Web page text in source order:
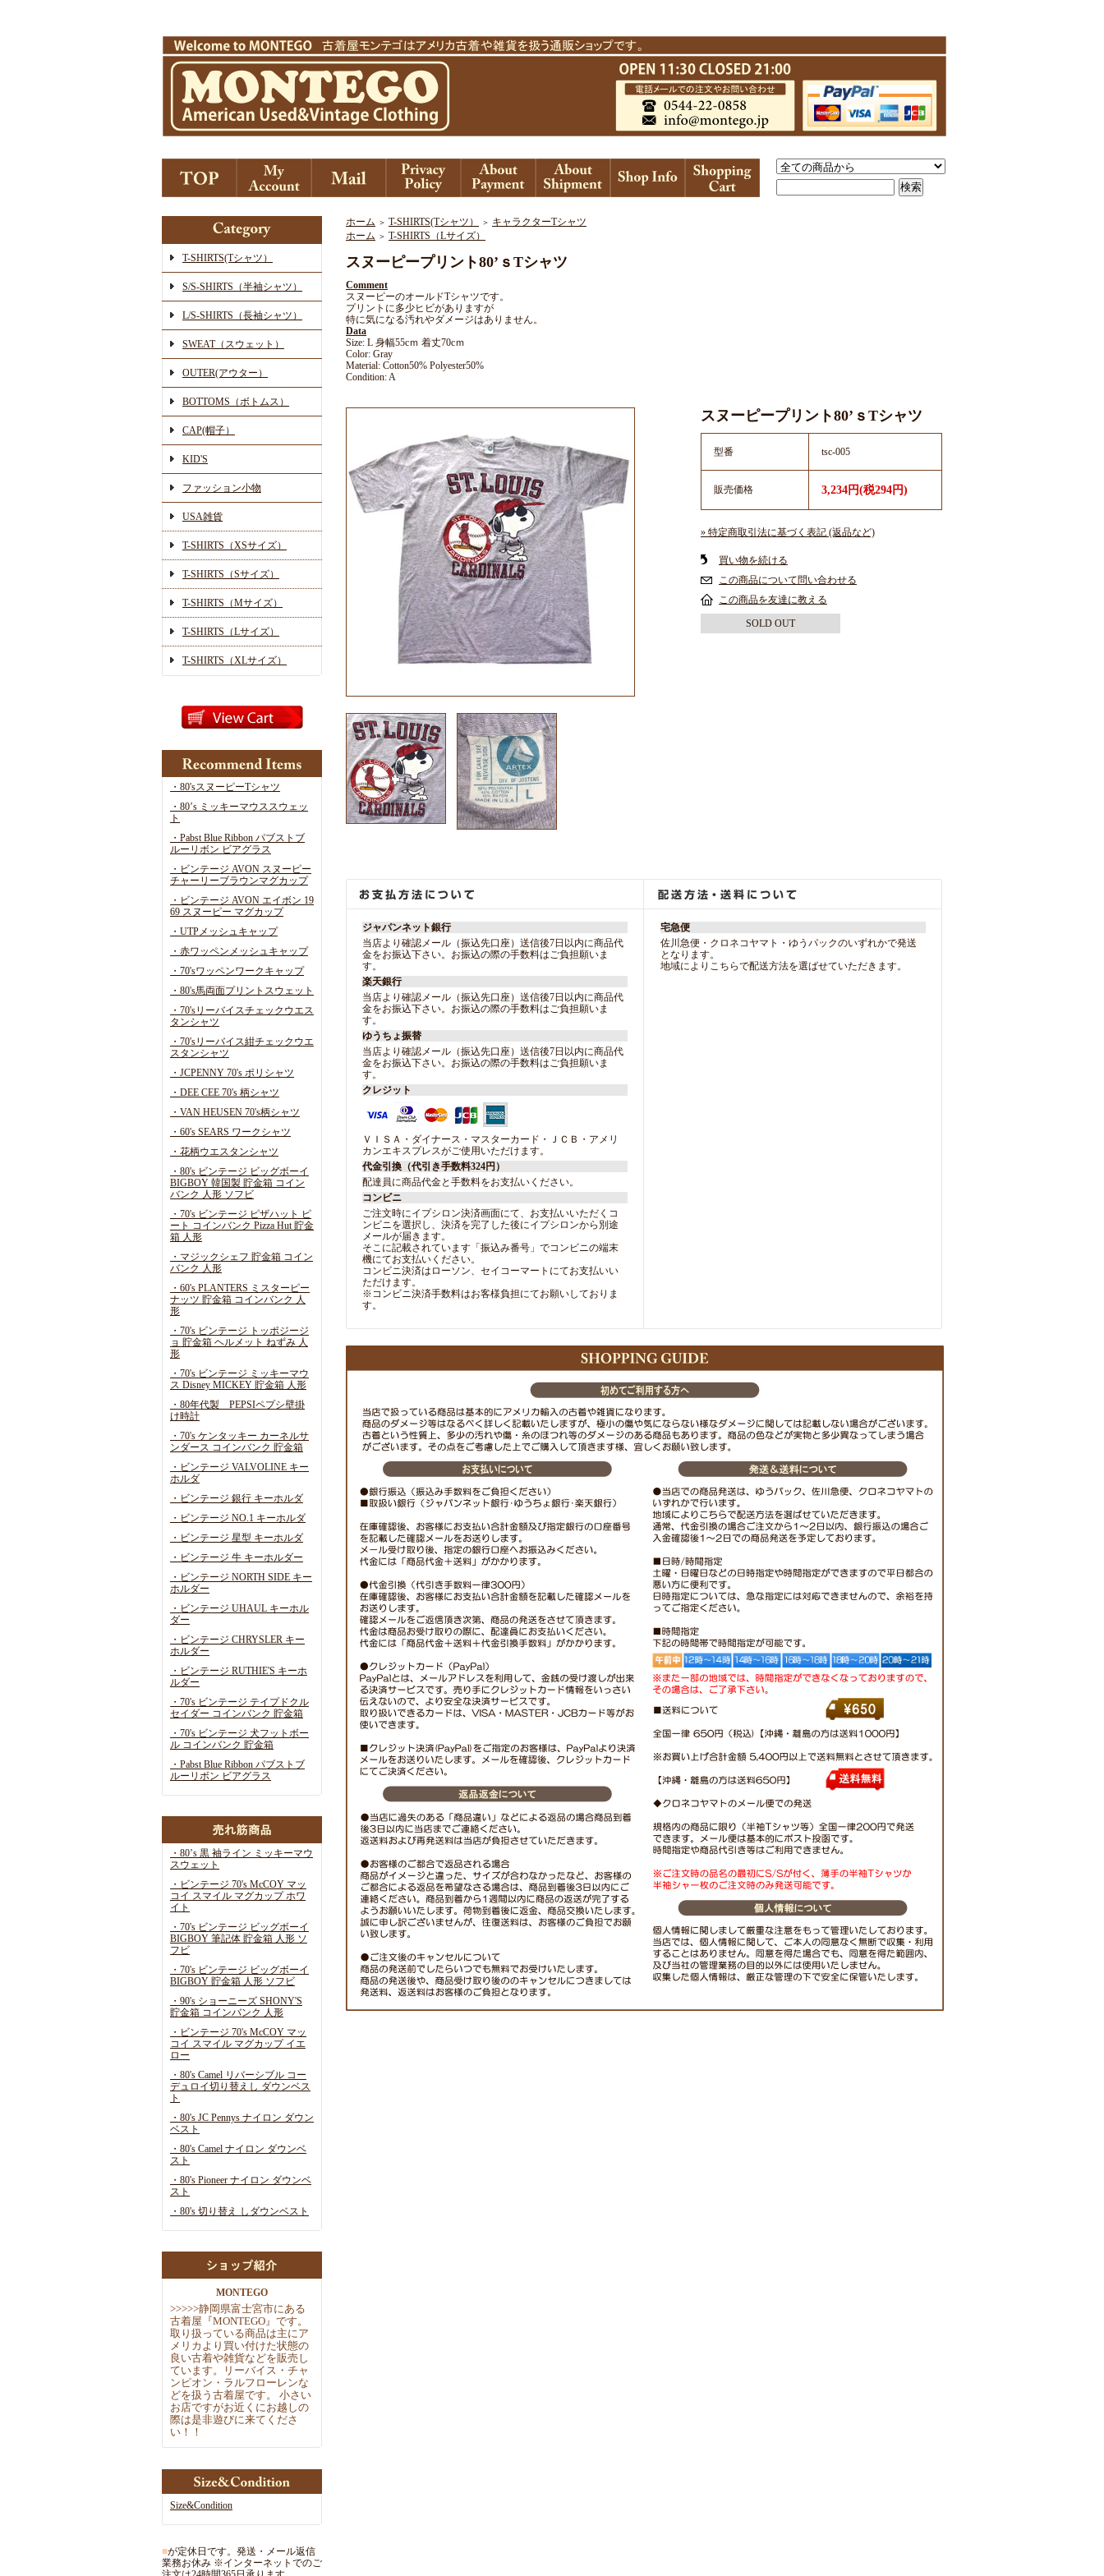
T-SHIRTS(Tシャツ）
S/S-SHIRTS（半袖シャツ）
L/S-SHIRTS（長袖シャツ）
SWEAT（スウェット）
OUTER(アウター）
BOTTOMS（ボトムス）
CAP(帽子）
KID'S
ファッション小物
USA雑貨
T-SHIRTS（XSサイズ）
T-SHIRTS（Sサイズ）
T-SHIRTS（Mサイズ）
T-SHIRTS（Lサイズ）
T-SHIRTS（XLサイズ）
・80'sスヌーピーTシャツ
・80’s ミッキーマウススウェッ
ト
・Pabst Blue Ribbon パブストブ
ルーリボン ビアグラス
・ビンテージ AVON スヌーピー
チャーリーブラウンマグカップ
・ビンテージ AVON エイボン 19
69 スヌーピー マグカップ
・UTPメッシュキャップ
・赤ワッペンメッシュキャップ
・70'sワッペンワークキャップ
・80's馬両面プリントスウェット
・70'sリーバイスチェックウエス
タンシャツ
・70'sリーバイス紺チェックウエ
スタンシャツ
・JCPENNY 70's ポリシャツ
・DEE CEE 70's 柄シャツ
・VAN HEUSEN 70's柄シャツ
・60's SEARS ワークシャツ
・花柄ウエスタンシャツ
・80's ビンテージ ビッグボーイ
BIGBOY 韓国製 貯金箱 コイン
バンク 人形 ソフビ
・70's ビンテージ ピザハット ピ
ート コインバンク Pizza Hut 貯金
箱 人形
・マジックシェフ 貯金箱 コイン
バンク 人形
・60's PLANTERS ミスターピー
ナッツ 貯金箱 コインバンク 人
形
・70's ビンテージ トッポジージ
ョ 貯金箱 ヘルメット ねずみ 人
形
・70's ビンテージ ミッキーマウ
ス Disney MICKEY 貯金箱 人形
・80年代製 PEPSIペプシ壁掛
け時計
・70's ケンタッキー カーネルサ
ンダース コインバンク 貯金箱
・ビンテージ VALVOLINE キー
ホルダ
・ビンテージ 銀行 キーホルダ
・ビンテージ NO.1 キーホルダ
・ビンテージ 星型 キーホルダ
・ビンテージ 牛 キーホルダー
・ビンテージ NORTH SIDE キー
ホルダー
・ビンテージ UHAUL キーホル
ダー
・ビンテージ CHRYSLER キー
ホルダー
・ビンテージ RUTHIE'S キーホ
ルダー
・70's ビンテージ テイプドクル
セイダー コインバンク 貯金箱
・70's ビンテージ 犬フットボー
ル コインバンク 貯金箱
・Pabst Blue Ribbon パブストブ
ルーリボン ビアグラス
・80’s 黒 袖ライン ミッキーマウ
スウェット
・ビンテージ 70's McCOY マッ
コイ スマイル マグカップ ホワ
イト
・70's ビンテージ ビッグボーイ
BIGBOY 筆記体 貯金箱 人形 ソ
フビ
・70's ビンテージ ビッグボーイ
BIGBOY 貯金箱 人形 ソフビ
・90's ショーニーズ SHONY'S
貯金箱 コインバンク 人形
・ビンテージ 70's McCOY マッ
コイ スマイル マグカップ イエ
ロー
・80's Camel リバーシブル コー
デュロイ切り替えし ダウンベス
ト
・80's JC Pennys ナイロン ダウン
ベスト
・80's Camel ナイロン ダウンベ
スト
・80's Pioneer ナイロン ダウンベ
スト
・80's 切り替え しダウンベスト
MONTEGO
>>>>>静岡県富士宮市にある
古着屋『MONTEGO』です。
取 り扱っている商品は主にア
メリカより買い付けた状態の
良い古着や雑貨などを販売し
ています。リーバイス・チャ
ンピオン・ラルフローレンな
どを扱う古着屋です。 小さい
お店ですがお近くにお越しの
際は是非遊びに来てくださ
い！！
Size&Condition
■が定休日です。発送・メール返信
業務お休み ※インターネットでのご
ホーム ＞ T-SHIRTS(Tシャツ） ＞ キャラクターTシャツ
ホーム ＞ T-SHIRTS（Lサイズ）
スヌーピープリント80’ｓTシャツ
Comment
スヌーピーのオールドTシャツです。
プリントに多少ヒビがありますが
特に気になる汚れやダメージはありません。
Data
Size: L 身幅55cｍ 着丈70cｍ
Color: Gray
Material: Cotton50% Polyester50%
Condition: A
スヌーピープリント80’ｓTシャツ
型番 tsc-005
販売価格 3,234円(税294円)
» 特定商取引法に基づく表記 (返品など)
買い物を続ける
この商品について問い合わせる
この商品を友達に教える
SOLD OUT
ジャパンネット銀行
当店より確認メール（振込先口座）送信後7日以内に商品代
金をお振込下さい。お振込の際の手数料はご負担願いま
す。
楽天銀行
当店より確認メール（振込先口座）送信後7日以内に商品代
金をお振込下さい。お振込の際の手数料はご負担願いま
す。
ゆうちょ振替
当店より確認メール（振込先口座）送信後7日以内に商品代
金をお振込下さい。お振込の際の手数料はご負担願いま
す。
クレジット
ＶＩＳＡ・ダイナース・マスターカード・ＪＣＢ・アメリ
カンエキスプレスがご使用いただけます。
代金引換（代引き手数料324円）
配達員に商品代金と手数料をお支払いください。
コンビニ
ご注文時にイプシロン決済画面にて、お支払いいただくコ
ンビニを選択し、決済を完了した後にイプシロンから別途
メールが届きます。
そこに記載されています「振込み番号」でコンビニの端末
機にてお支払いください。
コンビニ決済はローソン、セイコーマートにてお支払いい
ただけます。
※コンビニ決済手数料はお客様負担にてお願いしておりま
す。
宅急便
佐川急便・クロネコヤマト・ゆうパックのいずれかで発送
となります。
地域によりこちらで配送方法を選ばせていただきます。